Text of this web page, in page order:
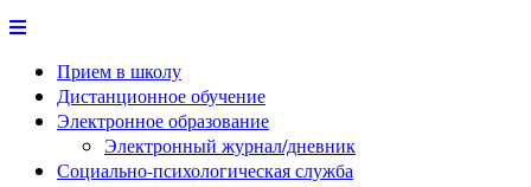
Прием в школу
Дистанционное обучение
Электронное образование
Электронный журнал/дневник
Социально-психологическая служба